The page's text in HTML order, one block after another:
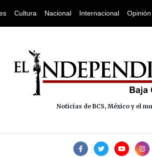
Cultura Nacional Internacional Opinión
Noticias de BCS, México y el